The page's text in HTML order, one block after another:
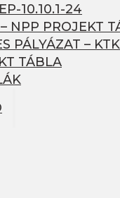
10.10.1-24
NPP PROJEKT
PÁLYÁZAT –
TÁBLA